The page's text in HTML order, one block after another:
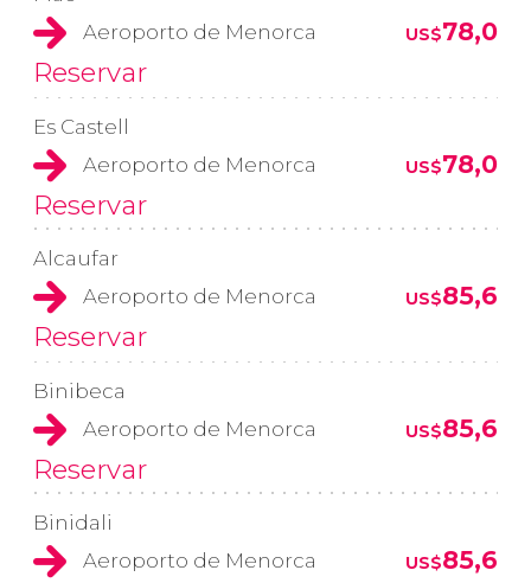
Aeroporto de Menorca
US$78,0
Reservar
Es Castell
Aeroporto de Menorca
US$78,0
Reservar
Alcaufar
Aeroporto de Menorca
US$85,6
Reservar
Binibeca
Aeroporto de Menorca
US$85,6
Reservar
Binidali
Aeroporto de Menorca
US$85,6